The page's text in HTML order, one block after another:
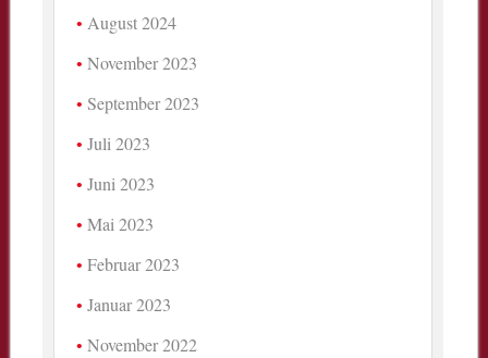
August 2024
November 2023
September 2023
Juli 2023
Juni 2023
Mai 2023
Februar 2023
Januar 2023
November 2022